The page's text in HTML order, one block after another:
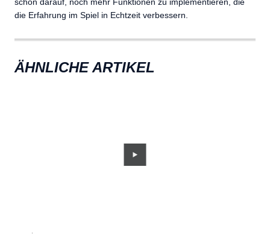
die Erfahrung im Spiel in Echtzeit verbessern.
ÄHNLICHE ARTIKEL